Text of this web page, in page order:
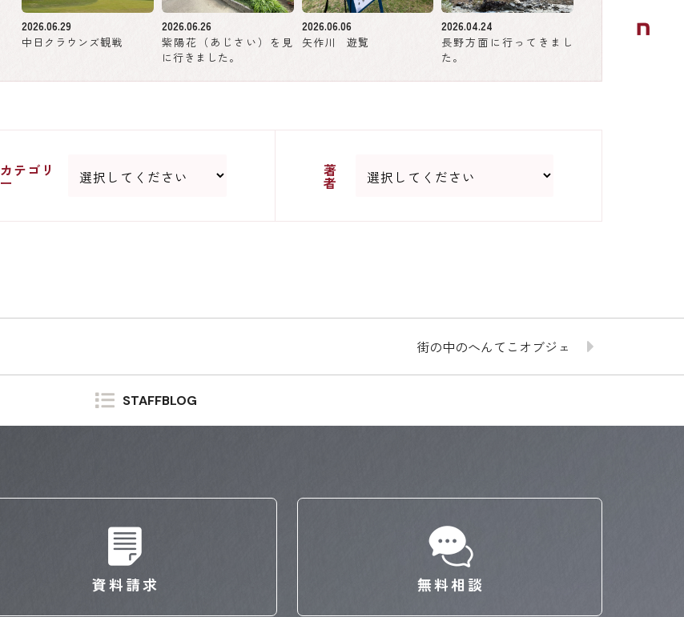
2026.06.29
中日クラウンズ観戦
2026.06.26
紫陽花（あじさい）を見
に行きました。
2026.06.06
矢作川 遊覧
2026.04.24
長野方面に行ってきまし
た。
カテゴリ
ー
著
者
街の中のへんてこオブジェ
STAFFBLOG
資料請求 無料相談